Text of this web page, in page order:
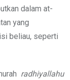
dalam at-
yang
beliau, seperti
radhiyallahu